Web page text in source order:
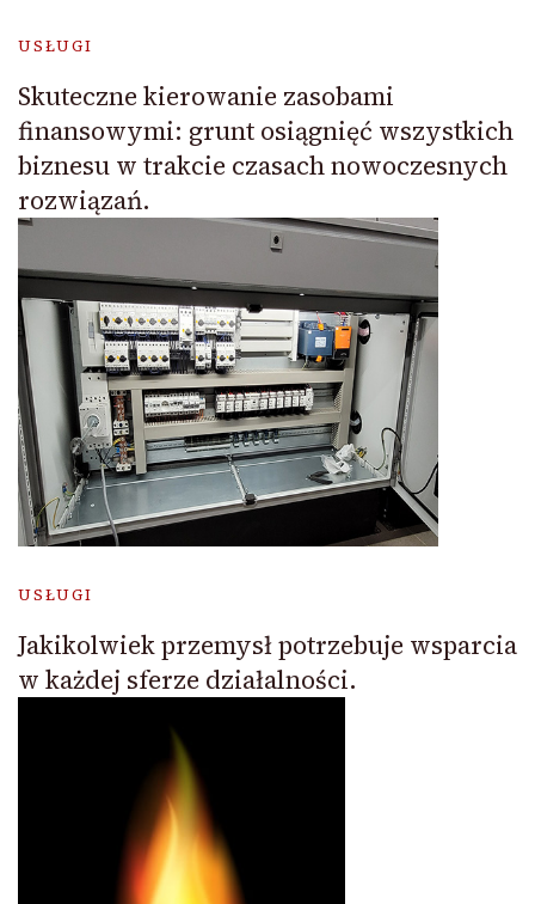
USŁUGI
Skuteczne kierowanie zasobami
finansowymi: grunt osiągnięć wszystkich
biznesu w trakcie czasach nowoczesnych
rozwiązań.
USŁUGI
Jakikolwiek przemysł potrzebuje wsparcia
w każdej sferze działalności.